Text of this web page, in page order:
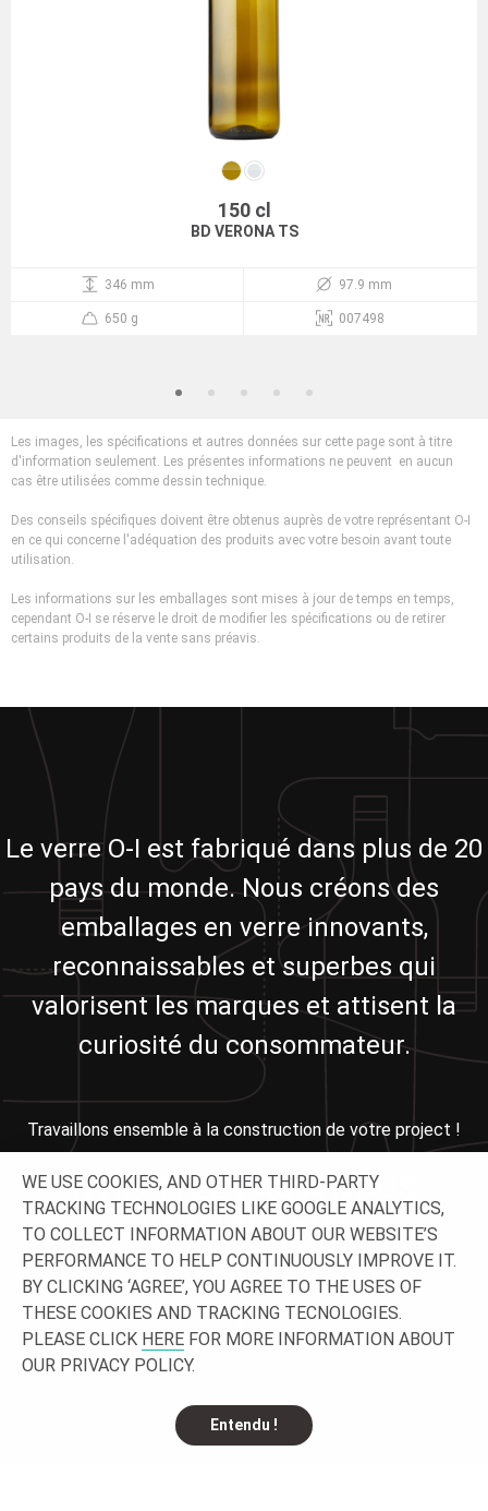
150 cl
BD VERONA TS
346 mm 97.9 mm
650 g 007498
Les images, les spécifications et autres données sur cette page sont à titre
d'information seulement. Les présentes informations ne peuvent en aucun
cas être utilisées comme dessin technique.
Des conseils spécifiques doivent être obtenus auprès de votre représentant O-I
en ce qui concerne l'adéquation des produits avec votre besoin avant toute
utilisation.
Les informations sur les emballages sont mises à jour de temps en temps,
cependant O-I se réserve le droit de modifier les spécifications ou de retirer
certains produits de la vente sans préavis.
Le verre O-I est fabriqué dans plus de 20
pays du monde. Nous créons des
emballages en verre innovants,
reconnaissables et superbes qui
valorisent les marques et attisent la
curiosité du consommateur.
Travaillons ensemble à la construction de votre project !
N'HÉSITEZ PAS À NOUS
CONTACTER !
WE USE COOKIES, AND OTHER THIRD-PARTY
TRACKING TECHNOLOGIES LIKE GOOGLE ANALYTICS,
TO COLLECT INFORMATION ABOUT OUR WEBSITE’S
PERFORMANCE TO HELP CONTINUOUSLY IMPROVE IT.
BY CLICKING ‘AGREE’, YOU AGREE TO THE USES OF
THESE COOKIES AND TRACKING TECNOLOGIES.
PLEASE CLICK HERE FOR MORE INFORMATION ABOUT
OUR PRIVACY POLICY.
Entendu !